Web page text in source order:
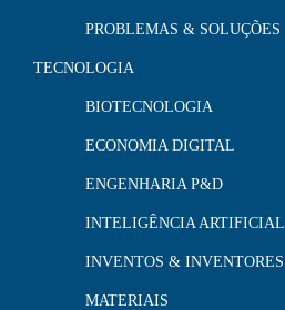
PROBLEMAS & SOLUÇÕES
TECNOLOGIA
BIOTECNOLOGIA
ECONOMIA DIGITAL
ENGENHARIA P&D
INTELIGÊNCIA ARTIFICIAL
INVENTOS & INVENTORES
MATERIAIS